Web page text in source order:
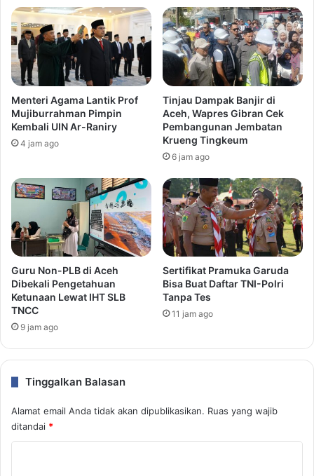
Menteri Agama Lantik Prof
Mujiburrahman Pimpin
Kembali UIN Ar-Raniry
4 jam ago
Tinjau Dampak Banjir di
Aceh, Wapres Gibran Cek
Pembangunan Jembatan
Krueng Tingkeum
6 jam ago
Guru Non-PLB di Aceh
Dibekali Pengetahuan
Ketunaan Lewat IHT SLB
TNCC
9 jam ago
Sertifikat Pramuka Garuda
Bisa Buat Daftar TNI-Polri
Tanpa Tes
11 jam ago
Tinggalkan Balasan
Alamat email Anda tidak akan dipublikasikan. Ruas yang wajib
ditandai *